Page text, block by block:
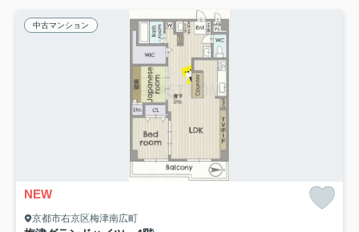
中古マンション
NEW
京都市右京区梅津南広町